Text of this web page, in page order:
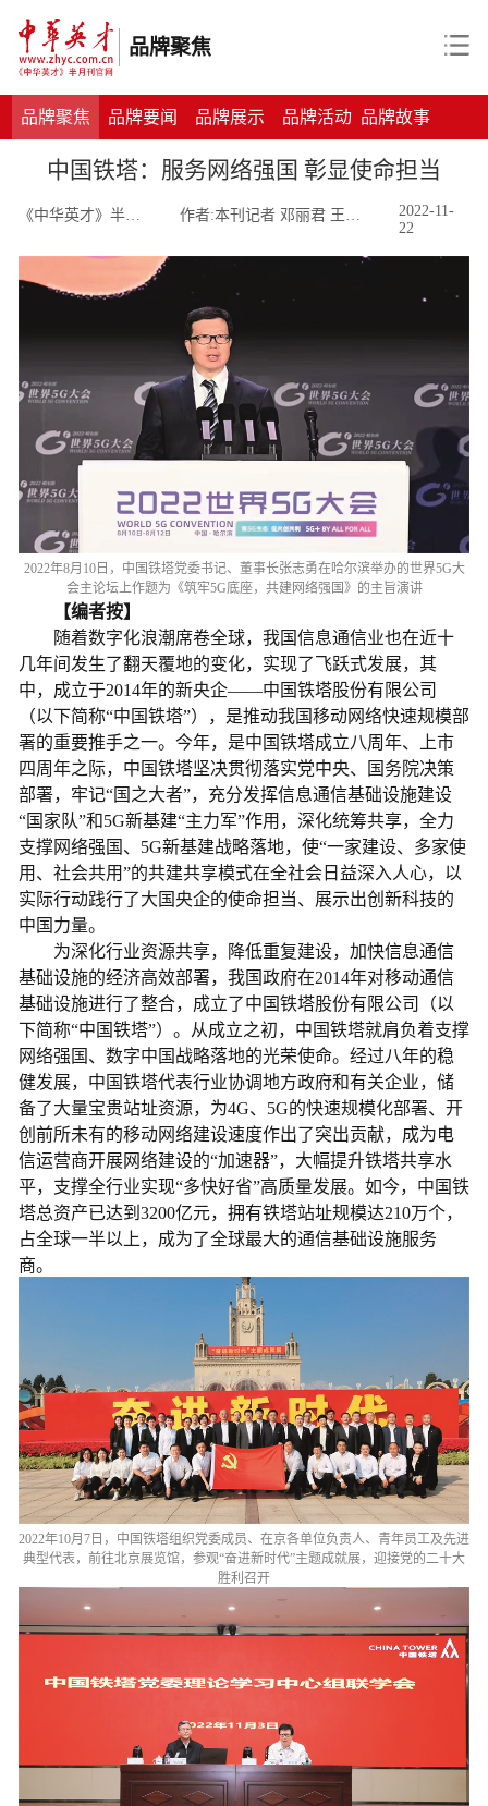
品牌聚焦
品牌聚焦 品牌要闻 品牌展示 品牌活动 品牌故事
中国铁塔：服务网络强国 彰显使命担当
《中华英才》半月刊 作者:本刊记者 邓丽君 王颖卿
2022-11-
22
2022年8月10日，中国铁塔党委书记、董事长张志勇在哈尔滨举办的世界5G大
会主论坛上作题为《筑牢5G底座，共建网络强国》的主旨演讲
【编者按】
随着数字化浪潮席卷全球，我国信息通信业也在近十
几年间发生了翻天覆地的变化，实现了飞跃式发展，其
中，成立于2014年的新央企——中国铁塔股份有限公司
（以下简称“中国铁塔”），是推动我国移动网络快速规模部
署的重要推手之一。今年，是中国铁塔成立八周年、上市
四周年之际，中国铁塔坚决贯彻落实党中央、国务院决策
部署，牢记“国之大者”，充分发挥信息通信基础设施建设
“国家队”和5G新基建“主力军”作用，深化统筹共享，全力
支撑网络强国、5G新基建战略落地，使“一家建设、多家使
用、社会共用”的共建共享模式在全社会日益深入人心，以
实际行动践行了大国央企的使命担当、展示出创新科技的
中国力量。
为深化行业资源共享，降低重复建设，加快信息通信
基础设施的经济高效部署，我国政府在2014年对移动通信
基础设施进行了整合，成立了中国铁塔股份有限公司（以
下简称“中国铁塔”）。从成立之初，中国铁塔就肩负着支撑
网络强国、数字中国战略落地的光荣使命。经过八年的稳
健发展，中国铁塔代表行业协调地方政府和有关企业，储
备了大量宝贵站址资源，为4G、5G的快速规模化部署、开
创前所未有的移动网络建设速度作出了突出贡献，成为电
信运营商开展网络建设的“加速器”，大幅提升铁塔共享水
平，支撑全行业实现“多快好省”高质量发展。如今，中国铁
塔总资产已达到3200亿元，拥有铁塔站址规模达210万个，
占全球一半以上，成为了全球最大的通信基础设施服务
商。
2022年10月7日，中国铁塔组织党委成员、在京各单位负责人、青年员工及先进
典型代表，前往北京展览馆，参观“奋进新时代”主题成就展，迎接党的二十大
胜利召开